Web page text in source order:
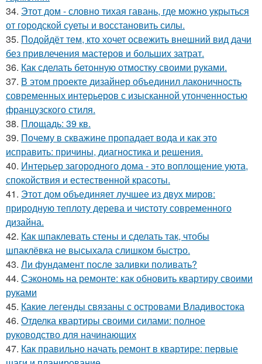
34. Этот дом - словно тихая гавань, где можно укрыться
от городской суеты и восстановить силы.
35. Подойдёт тем, кто хочет освежить внешний вид дачи
без привлечения мастеров и больших затрат.
36. Как сделать бетонную отмостку своими руками.
37. В этом проекте дизайнер объединил лаконичность
современных интерьеров с изысканной утонченностью
французского стиля.
38. Площадь: 39 кв.
39. Почему в скважине пропадает вода и как это
исправить: причины, диагностика и решения.
40. Интерьер загородного дома - это воплощение уюта,
спокойствия и естественной красоты.
41. Этот дом объединяет лучшее из двух миров:
природную теплоту дерева и чистоту современного
дизайна.
42. Как шпаклевать стены и сделать так, чтобы
шпаклёвка не высыхала слишком быстро.
43. Ли фундамент после заливки поливать?
44. Сэкономь на ремонте: как обновить квартиру своими
руками
45. Какие легенды связаны с островами Владивостока
46. Отделка квартиры своими силами: полное
руководство для начинающих
47. Как правильно начать ремонт в квартире: первые